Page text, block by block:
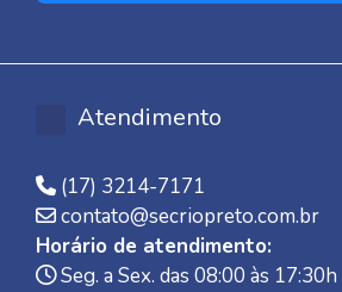
Atendimento
(17) 3214-7171
contato@secriopreto.com.br
Horário de atendimento:
Seg. a Sex. das 08:00 às 17:30h